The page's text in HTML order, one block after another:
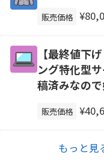
販売価格
【最終値下
ング特化型
稿済みなので
販売価格
もっと見